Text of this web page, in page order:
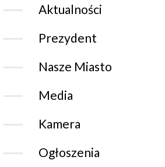
Aktualności
Prezydent
Nasze Miasto
Media
Kamera
Ogłoszenia